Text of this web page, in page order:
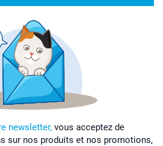
newsletter, vous acceptez de
sur nos produits et nos promotions,